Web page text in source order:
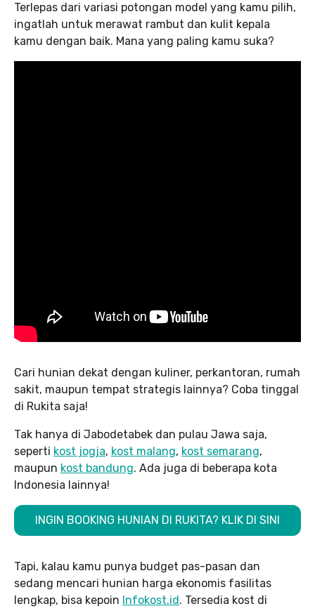
Terlepas dari variasi potongan model yang kamu pilih,
ingatlah untuk merawat rambut dan kulit kepala
kamu dengan baik. Mana yang paling kamu suka?
Cari hunian dekat dengan kuliner, perkantoran, rumah
sakit, maupun tempat strategis lainnya? Coba tinggal
di Rukita saja!
Tak hanya di Jabodetabek dan pulau Jawa saja,
seperti kost jogja, kost malang, kost semarang,
maupun kost bandung. Ada juga di beberapa kota
Indonesia lainnya!
INGIN BOOKING HUNIAN DI RUKITA? KLIK DI SINI
Tapi, kalau kamu punya budget pas-pasan dan
sedang mencari hunian harga ekonomis fasilitas
lengkap, bisa kepoin Infokost.id. Tersedia kost di